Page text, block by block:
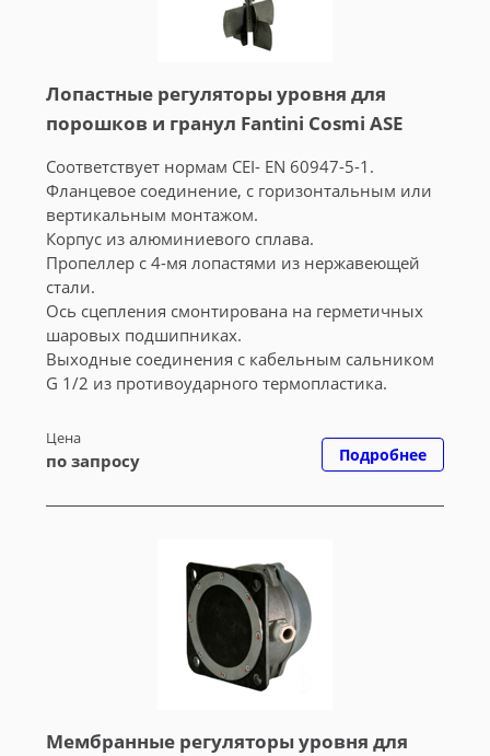
Лопастные регуляторы уровня для
порошков и гранул Fantini Cosmi ASE
Соответствует нормам CEI- EN 60947-5-1.
Фланцевое соединение, с горизонтальным или
вертикальным монтажом.
Корпус из алюминиевого сплава.
Пропеллер с 4-мя лопастями из нержавеющей
стали.
Ось сцепления смонтирована на герметичных
шаровых подшипниках.
Выходные соединения с кабельным сальником
G 1/2 из противоударного термопластика.
Цена
по запросу Подробнее
Мембранные регуляторы уровня для